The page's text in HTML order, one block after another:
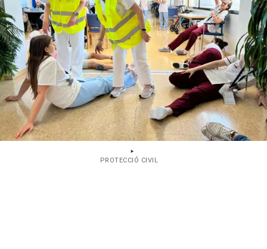
PROTECCIÓ CIVIL